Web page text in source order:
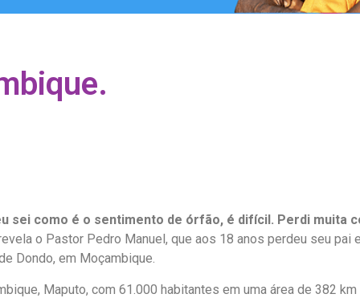
sei como é o sentimento de órfão, é difícil. Perdi muita
o Pastor Pedro Manuel, que aos 18 anos perdeu seu pai
Dondo, em Moçambique.
Maputo, com 61.000 habitantes em uma área de 382